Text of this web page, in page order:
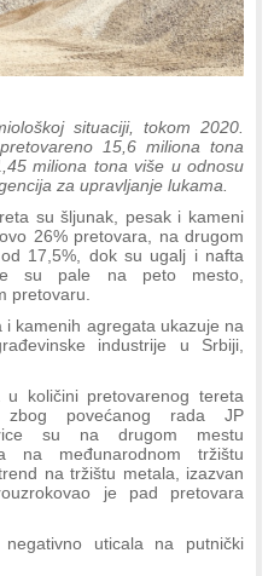
situaciji, tokom 2020.
15,6 miliona tona
miliona tona više u odnosu
za upravljanje lukama.
su šljunak, pesak i kameni
26% pretovara, na drugom
17,5%, dok su ugalj i nafta
su pale na peto mesto,
pretovaru.
kamenih agregata ukazuje na
industrije u Srbiji,
količini pretovarenog tereta
povećanog rada JP
su na drugom mestu
na međunarodnom tržištu
na tržištu metala, izazvan
je pad pretovara
uticala na putnički